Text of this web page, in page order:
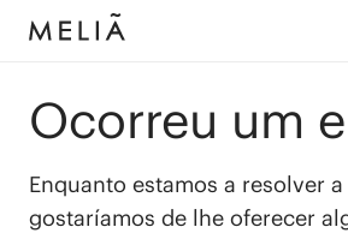
Ocorreu um
Enquanto estamos a resolver
gostaríamos de lhe oferecer